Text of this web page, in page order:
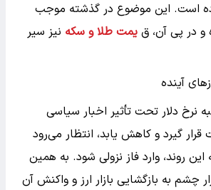
است. این موضوع در گذشته موجب
در پی آن، ق یمت طلا و سکه نیز سیر
آینده
نرخ دلار تحت تأثیر اخبار سیاسی
گیرد و کاهش یابد، انتظار می‌رود
این روند، وارد فاز نزولی شود. به همین
چشم به بازگشایی بازار ارز و واکنش آن